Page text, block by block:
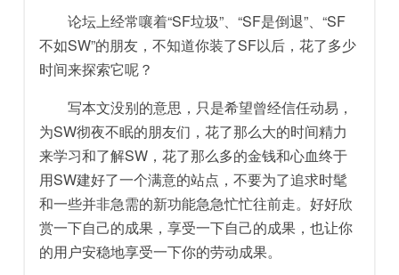
论坛上经常嚷着“SF垃圾”、“SF是倒退”、“SF
不如SW”的朋友，不知道你装了SF以后，花了多少
时间来探索它呢？
写本文没别的意思，只是希望曾经信任动易，
为SW彻夜不眠的朋友们，花了那么大的时间精力
来学习和了解SW，花了那么多的金钱和心血终于
用SW建好了一个满意的站点，不要为了追求时髦
和一些并非急需的新功能急急忙忙往前走。好好欣
赏一下自己的成果，享受一下自己的成果，也让你
的用户安稳地享受一下你的劳动成果。